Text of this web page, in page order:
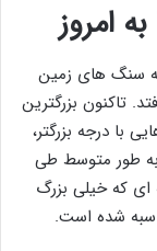
امروز
سنگ های زمین
اتفاق نمی افتد. تاکنون بزرگترین
لرزه هایی با درجه بزرگتر،
به طور متوسط طی
که خیلی بزرگ
شده است.